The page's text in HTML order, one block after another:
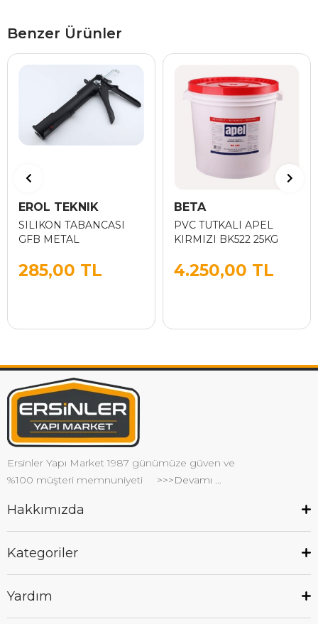
Benzer Ürünler
EROL TEKNIK
SILIKON TABANCASI
GFB METAL
285,00 TL
BETA
PVC TUTKALI APEL
KIRMIZI BK522 25KG
4.250,00 TL
Ersinler Yapı Market 1987 günümüze güven ve
%100 müşteri memnuniyeti
>>>Devamı ...
Hakkımızda
Kategoriler
Yardım